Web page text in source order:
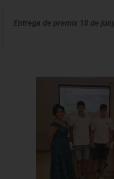
Entrega de premis 18 de